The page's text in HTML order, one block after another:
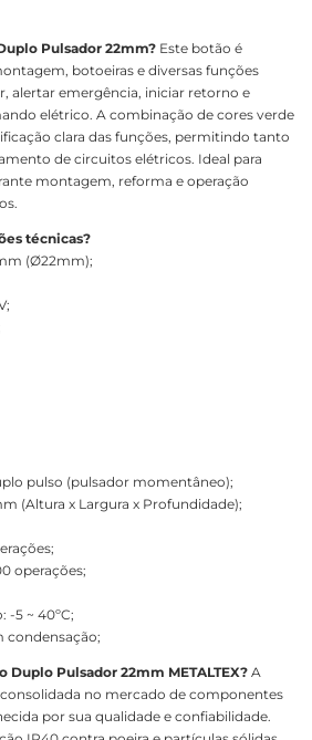
Pulsador 22mm? Este botão é
botoeiras e diversas funções
alertar emergência, iniciar retorno e
elétrico. A combinação de cores verde
clara das funções, permitindo tanto
de circuitos elétricos. Ideal para
montagem, reforma e operação
técnicas?
(Ø22mm);
pulso (pulsador momentâneo);
(Altura x Largura x Profundidade);
operações;
-5 ~ 40ºC;
condensação;
Duplo Pulsador 22mm METALTEX? A
consolidada no mercado de componentes
por sua qualidade e confiabilidade.